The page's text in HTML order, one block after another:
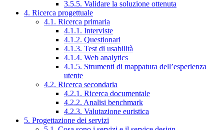
3.5.5. Validare la soluzione ottenuta
4. Ricerca progettuale
4.1. Ricerca primaria
4.1.1. Interviste
4.1.2. Questionari
4.1.3. Test di usabilità
4.1.4. Web analytics
4.1.5. Strumenti di mappatura dell’esperienza
utente
4.2. Ricerca secondaria
4.2.1. Ricerca documentale
4.2.2. Analisi benchmark
4.2.3. Valutazione euristica
5. Progettazione dei servizi